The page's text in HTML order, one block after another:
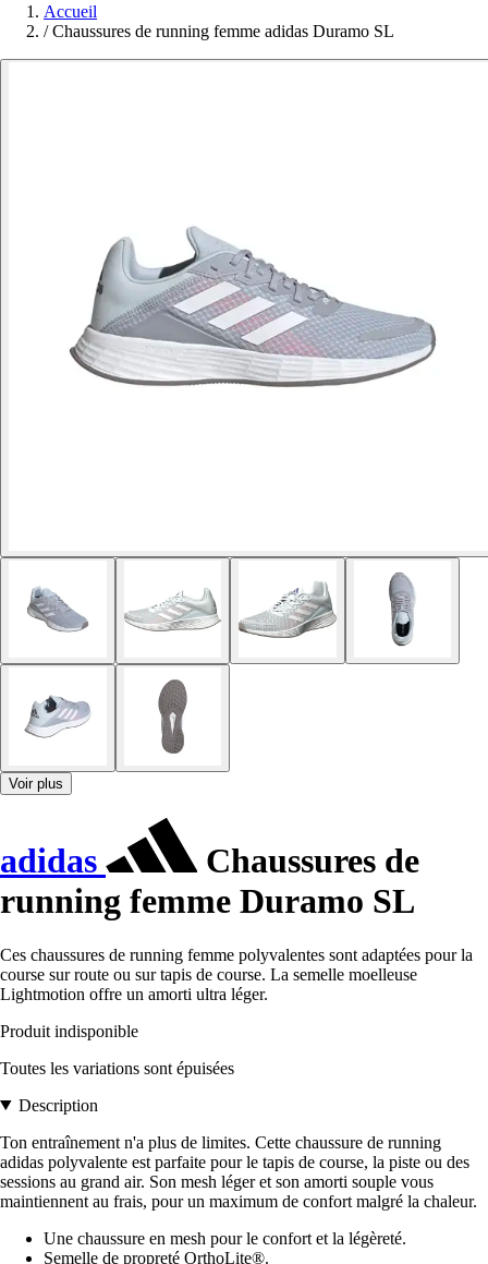
Accueil
/ Chaussures de running femme adidas Duramo SL
Voir plus
adidas
Chaussures de
running femme Duramo SL
Ces chaussures de running femme polyvalentes sont adaptées pour la
course sur route ou sur tapis de course. La semelle moelleuse
Lightmotion offre un amorti ultra léger.
Produit indisponible
Toutes les variations sont épuisées
Description
Ton entraînement n'a plus de limites. Cette chaussure de running
adidas polyvalente est parfaite pour le tapis de course, la piste ou des
sessions au grand air. Son mesh léger et son amorti souple vous
maintiennent au frais, pour un maximum de confort malgré la chaleur.
Une chaussure en mesh pour le confort et la légèreté.
Semelle de propreté OrthoLite®.